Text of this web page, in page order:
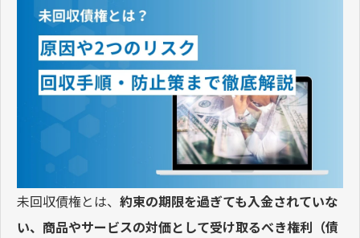
未回収債権とは、 約束の期限を過ぎても入金されていな
い、商品やサービスの対価として受け取るべき権利（債